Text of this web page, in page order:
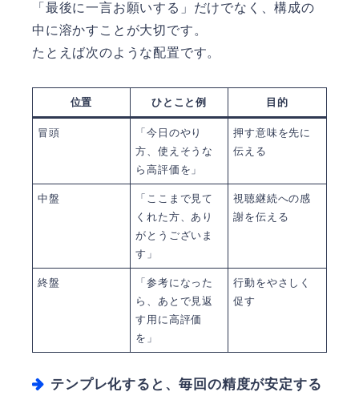
「最後に一言お願いする」だけでなく、構成の
中に溶かすことが大切です。
たとえば次のような配置です。
位置 ひとこと例 目的
冒頭
「今日のやり
方、使えそうな
ら高評価を」
押す意味を先に
伝える
中盤
「ここまで見て
くれた方、あり
がとうございま
す」
視聴継続への感
謝を伝える
終盤
「参考になった
ら、あとで見返
す用に高評価
を」
行動をやさしく
促す
テンプレ化すると、毎回の精度が安定する